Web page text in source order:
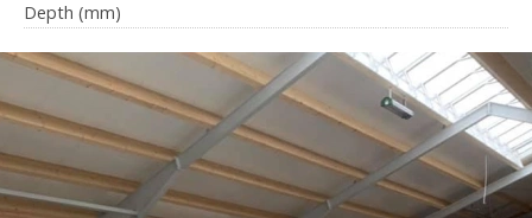
Depth (mm)